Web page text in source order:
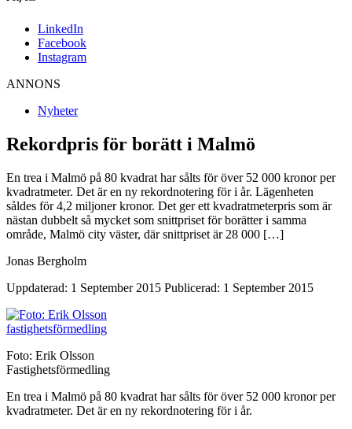
LinkedIn
Facebook
Instagram
ANNONS
Nyheter
Rekordpris för borätt i Malmö
En trea i Malmö på 80 kvadrat har sålts för över 52 000 kronor per
kvadratmeter. Det är en ny rekordnotering för i år. Lägenheten
såldes för 4,2 miljoner kronor. Det ger ett kvadratmeterpris som är
nästan dubbelt så mycket som snittpriset för borätter i samma
område, Malmö city väster, där snittpriset är 28 000 […]
Jonas Bergholm
Uppdaterad: 1 September 2015 Publicerad: 1 September 2015
Foto: Erik Olsson
Fastighetsförmedling
En trea i Malmö på 80 kvadrat har sålts för över 52 000 kronor per
kvadratmeter. Det är en ny rekordnotering för i år.